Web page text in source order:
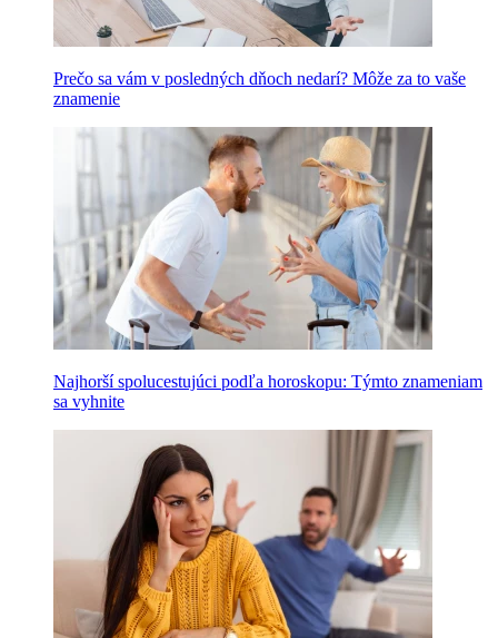
Prečo sa vám v posledných dňoch nedarí? Môže za to vaše
znamenie
Najhorší spolucestujúci podľa horoskopu: Týmto znameniam
sa vyhnite